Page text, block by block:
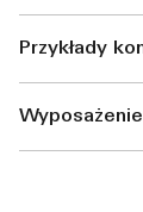
Przykłady
Wyposażenie